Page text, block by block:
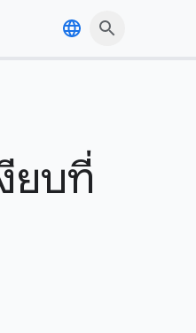
ยบที่